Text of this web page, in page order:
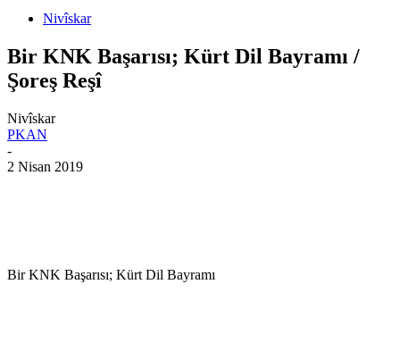
Nivîskar
Bir KNK Başarısı; Kürt Dil Bayramı /
Şoreş Reşî
Nivîskar
PKAN
-
2 Nisan 2019
Bir KNK Başarısı; Kürt Dil Bayramı